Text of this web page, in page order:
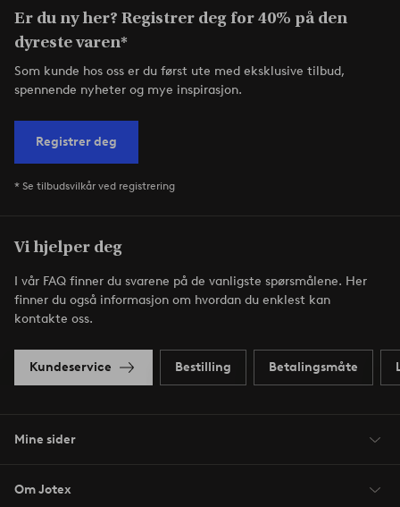
Er du ny her? Registrer deg for 40% på den
dyreste varen*
Som kunde hos oss er du først ute med eksklusive tilbud,
spennende nyheter og mye inspirasjon.
Registrer deg
* Se tilbudsvilkår ved registrering
Vi hjelper deg
I vår FAQ finner du svarene på de vanligste spørsmålene. Her
finner du også informasjon om hvordan du enklest kan
kontakte oss.
Kundeservice Bestilling Betalingsmåte
Mine sider
Om Jotex